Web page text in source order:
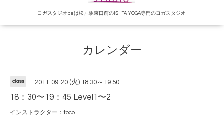
ヨガスタジオbeは松戸駅東口前のISHTA YOGA専門のヨガスタジオ
カレンダー
class 2011-09-20 (火) 18:30～19:50
18：30〜19：45 Level1〜2
インストラクター：toco